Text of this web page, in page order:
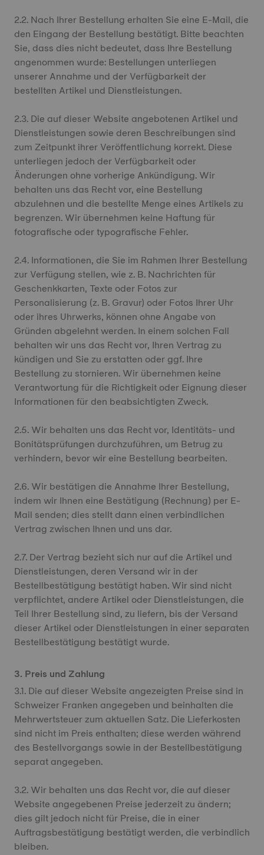
2.2. Nach Ihrer Bestellung erhalten Sie eine E-Mail, die
den Eingang der Bestellung bestätigt. Bitte beachten
Sie, dass dies nicht bedeutet, dass Ihre Bestellung
angenommen wurde: Bestellungen unterliegen
unserer Annahme und der Verfügbarkeit der
bestellten Artikel und Dienstleistungen.
2.3. Die auf dieser Website angebotenen Artikel und
Dienstleistungen sowie deren Beschreibungen sind
zum Zeitpunkt ihrer Veröffentlichung korrekt. Diese
unterliegen jedoch der Verfügbarkeit oder
Änderungen ohne vorherige Ankündigung. Wir
behalten uns das Recht vor, eine Bestellung
abzulehnen und die bestellte Menge eines Artikels zu
begrenzen. Wir übernehmen keine Haftung für
fotografische oder typografische Fehler.
2.4. Informationen, die Sie im Rahmen Ihrer Bestellung
zur Verfügung stellen, wie z. B. Nachrichten für
Geschenkkarten, Texte oder Fotos zur
Personalisierung (z. B. Gravur) oder Fotos Ihrer Uhr
oder ihres Uhrwerks, können ohne Angabe von
Gründen abgelehnt werden. In einem solchen Fall
behalten wir uns das Recht vor, Ihren Vertrag zu
kündigen und Sie zu erstatten oder ggf. Ihre
Bestellung zu stornieren. Wir übernehmen keine
Verantwortung für die Richtigkeit oder Eignung dieser
Informationen für den beabsichtigten Zweck.
2.5. Wir behalten uns das Recht vor, Identitäts- und
Bonitätsprüfungen durchzuführen, um Betrug zu
verhindern, bevor wir eine Bestellung bearbeiten.
2.6. Wir bestätigen die Annahme Ihrer Bestellung,
indem wir Ihnen eine Bestätigung (Rechnung) per E-
Mail senden; dies stellt dann einen verbindlichen
Vertrag zwischen Ihnen und uns dar.
2.7. Der Vertrag bezieht sich nur auf die Artikel und
Dienstleistungen, deren Versand wir in der
Bestellbestätigung bestätigt haben. Wir sind nicht
verpflichtet, andere Artikel oder Dienstleistungen, die
Teil Ihrer Bestellung sind, zu liefern, bis der Versand
dieser Artikel oder Dienstleistungen in einer separaten
Bestellbestätigung bestätigt wurde.
3. Preis und Zahlung
3.1. Die auf dieser Website angezeigten Preise sind in
Schweizer Franken angegeben und beinhalten die
Mehrwertsteuer zum aktuellen Satz. Die Lieferkosten
sind nicht im Preis enthalten; diese werden während
des Bestellvorgangs sowie in der Bestellbestätigung
separat angegeben.
3.2. Wir behalten uns das Recht vor, die auf dieser
Website angegebenen Preise jederzeit zu ändern;
dies gilt jedoch nicht für Preise, die in einer
Auftragsbestätigung bestätigt werden, die verbindlich
bleiben.